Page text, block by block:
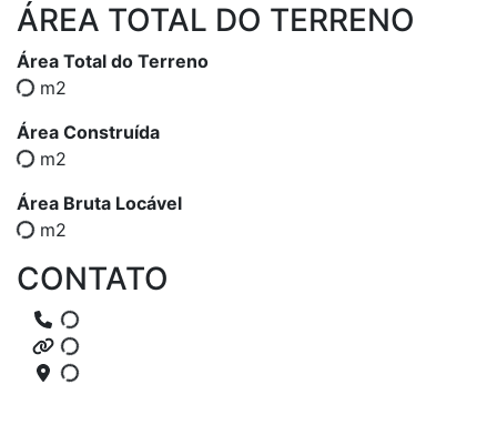
ÁREA TOTAL DO TERRENO
Área Total do Terreno
m2
Área Construída
m2
Área Bruta Locável
m2
CONTATO